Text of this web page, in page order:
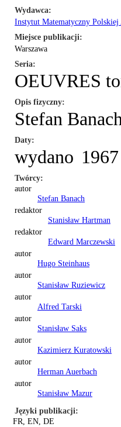
Wydawca
Instytut Matematyczny
Miejsce publikacji
Warszawa
Seria
OEUVRES
Opis fizyczny
Stefan
Daty
wydano 1967
Twórcy
autor
Stefan Banach
redaktor
Stanisław Hartman
redaktor
Edward Marczewski
autor
Hugo Steinhaus
autor
Stanisław Ruziewicz
autor
Alfred Tarski
autor
Stanisław Saks
autor
Kazimierz Kuratowski
autor
Herman Auerbach
autor
Stanisław Mazur
Języki publikacji
FR, EN, DE